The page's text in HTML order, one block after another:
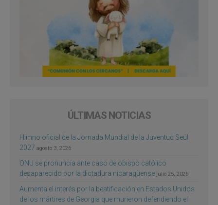
ÚLTIMAS NOTICIAS
Himno oficial de la Jornada Mundial de la Juventud Seúl
2027 agosto 3, 2026
ONU se pronuncia ante caso de obispo católico
desaparecido por la dictadura nicaragüense julio 25, 2026
Aumenta el interés por la beatificación en Estados Unidos
de los mártires de Georgia que murieron defendiendo el